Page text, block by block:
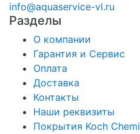
info@aquaservice-vl.ru
Разделы
О компании
Гарантия и Сервис
Оплата
Доставка
Контакты
Наши реквизиты
Покрытия Koch